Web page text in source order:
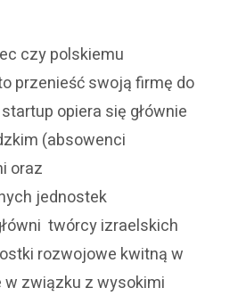
czy polskiemu
przenieść swoją firmę do
opiera się głównie
(absowenci
oraz
jednostek
twórcy izraelskich
rozwojowe kwitną w
w związku z wysokimi